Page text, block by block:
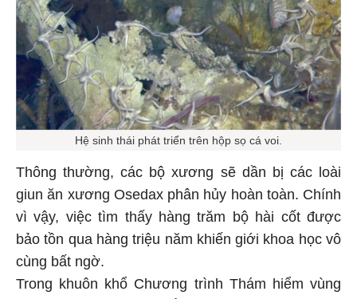
Hệ sinh thái phát triển trên hộp sọ cá voi.
Thông thường, các bộ xương sẽ dần bị các loài
giun ăn xương Osedax phân hủy hoàn toàn. Chính
vì vậy, việc tìm thấy hàng trăm bộ hài cốt được
bảo tồn qua hàng triệu năm khiến giới khoa học vô
cùng bất ngờ.
Trong khuôn khổ Chương trình Thám hiểm vùng